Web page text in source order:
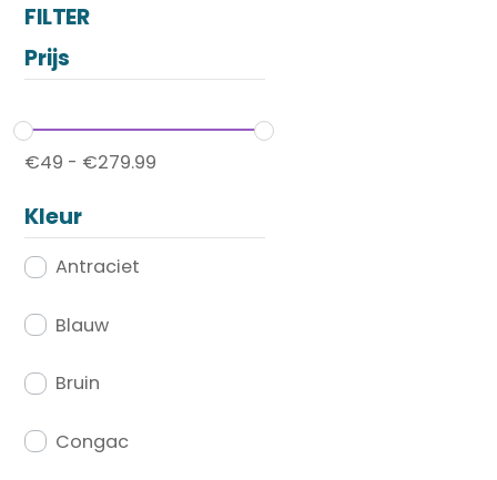
FILTER
Prijs
€49 - €279.99
Kleur
Antraciet
Blauw
Bruin
Congac